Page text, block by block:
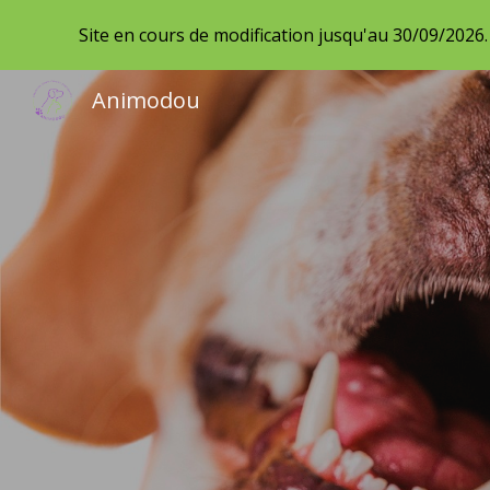
Site en cours de modification jusqu'au 30/09/
Animodou